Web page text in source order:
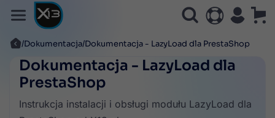
Dokumentacja Dokumentacja - LazyLoad dla PrestaShop
Dokumentacja - LazyLoad dla
PrestaShop
Instrukcja instalacji i obsługi modułu LazyLoad dla